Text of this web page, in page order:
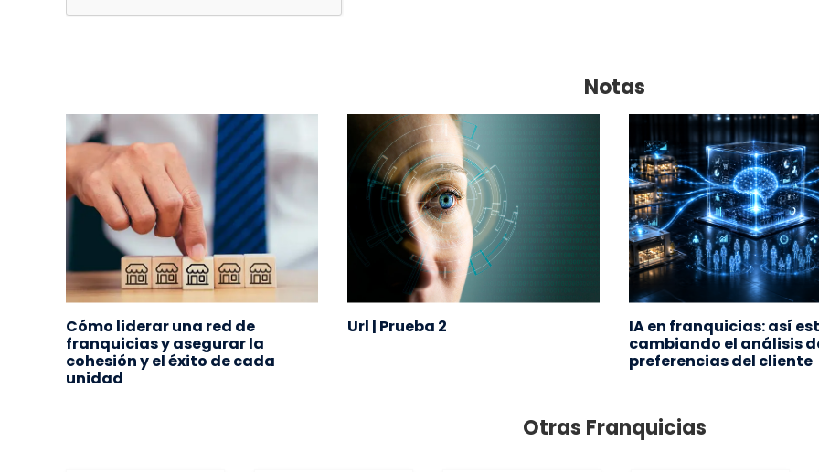
Notas
Cómo liderar una red de
franquicias y asegurar la
cohesión y el éxito de cada
unidad
Url | Prueba 2
IA en franquicias: así
cambiando el análisis
preferencias del cliente
Otras Franquicias